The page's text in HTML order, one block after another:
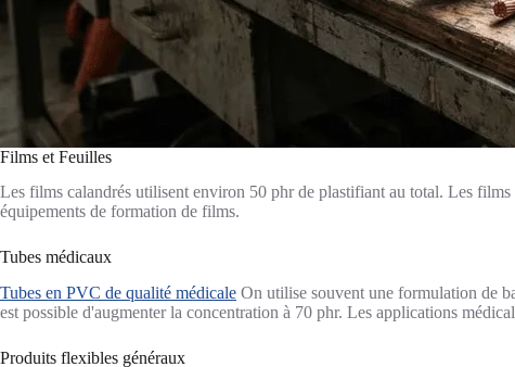
Films et Feuilles
Les films calandrés utilisent environ 50 phr de plastifiant au total. Les
équipements de formation de films.
Tubes médicaux
Tubes en PVC de qualité médicale On utilise souvent une formulation de
est possible d'augmenter la concentration à 70 phr. Les applications
Produits flexibles généraux